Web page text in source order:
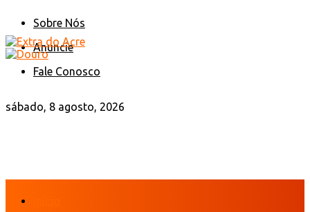
Sobre Nós
Anuncie
Fale Conosco
sábado, 8 agosto, 2026